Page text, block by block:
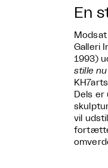
En
Galleri
1993)
stille nu
Dels er
vil